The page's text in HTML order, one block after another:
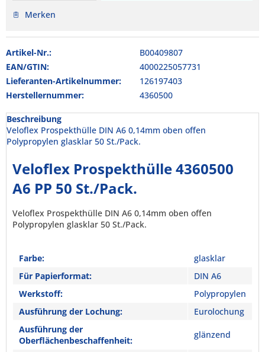
Merken
Artikel-Nr.:
B00409807
EAN/GTIN:
4000225057731
Lieferanten-Artikelnummer:
126197403
Herstellernummer:
4360500
Beschreibung
Veloflex Prospekthülle DIN A6 0,14mm oben offen
Polypropylen glasklar 50 St./Pack.
Veloflex Prospekthülle 4360500
A6 PP 50 St./Pack.
Veloflex Prospekthülle DIN A6 0,14mm oben offen
Polypropylen glasklar 50 St./Pack.
Farbe:
glasklar
Für Papierformat:
DIN A6
Werkstoff:
Polypropylen
Ausführung der Lochung:
Eurolochung
Ausführung der
Oberflächenbeschaffenheit:
glänzend